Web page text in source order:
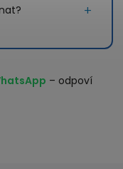
– odpoví